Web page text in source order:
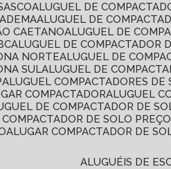
ALUGUEL DE
ALUGUEL DE
CAETANO ALUGUEL DE
ALUGUEL DE
NORTE ALUGUEL DE
SUL ALUGUEL DE
ALUGUEL COMPACTADORES DE
COMPACTADOR ALUGUEL
DE COMPACTADOR DE
COMPACTADOR DE SOLO PREÇO
ALUGAR COMPACTADOR DE
ALUGUÉIS DE